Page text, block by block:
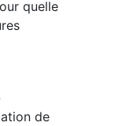
quelle
de